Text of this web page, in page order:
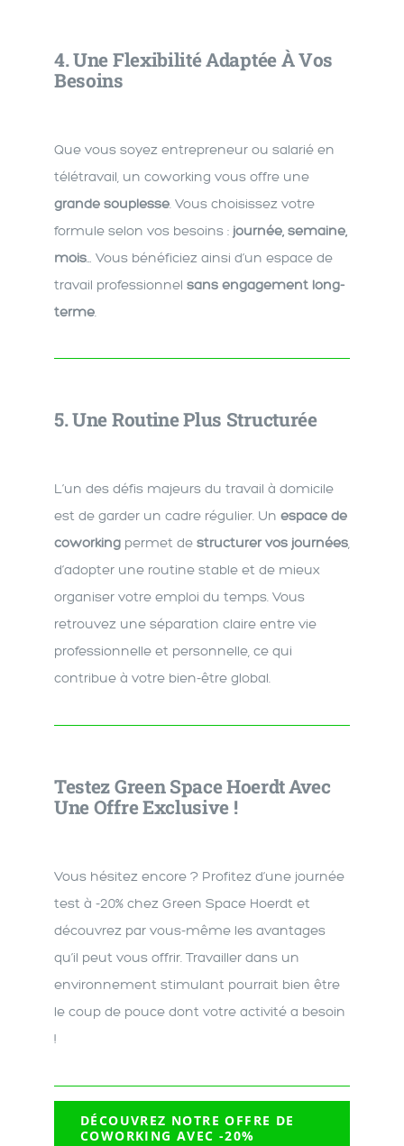
4.Une Flexibilité Adaptée À Vos
Besoins
Que vous soyez entrepreneur ou salarié en
télétravail, un coworking vous offre une
grande souplesse. Vous choisissez votre
formule selon vos besoins : journée, semaine,
mois… Vous bénéficiez ainsi d’un espace de
travail professionnel sans engagement long-
terme.
5.Une Routine Plus Structurée
L’un des défis majeurs du travail à domicile
est de garder un cadre régulier. Un espace de
coworking permet de structurer vos journées
d’adopter une routine stable et de mieux
organiser votre emploi du temps. Vous
retrouvez une séparation claire entre vie
professionnelle et personnelle, ce qui
contribue à votre bien-être global.
Testez Green Space Hoerdt Avec
Une Offre Exclusive !
Vous hésitez encore ? Profitez d’une journée
test à -20% chez Green Space Hoerdt et
découvrez par vous-même les avantages
qu’il peut vous offrir. Travailler dans un
environnement stimulant pourrait bien être
le coup de pouce dont votre activité a besoin
!
DÉCOUVREZ NOTRE OFFRE DE
COWORKING AVEC -20%